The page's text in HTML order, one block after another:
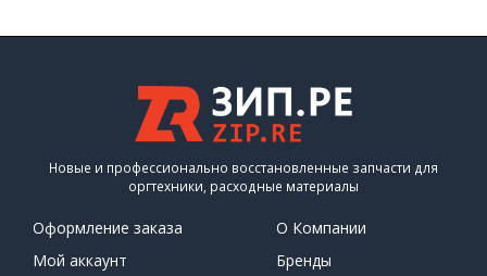
Новые и профессионально восстановленные запчасти для
оргтехники, расходные материалы
Оформление заказа
Мой аккаунт
О Компании
Бренды